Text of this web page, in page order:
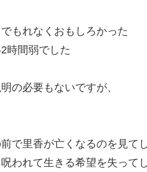
もれなくおもしろかった
時間弱でした
の必要もないですが、
で里香が亡くなるのを見て
われて生きる希望を失って